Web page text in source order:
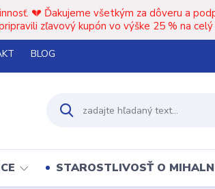
💔 Ďakujeme všetkým za dôveru a
zľavový kupón vo výške 25 % na
BLOG
STAROSTLIVOSŤ O